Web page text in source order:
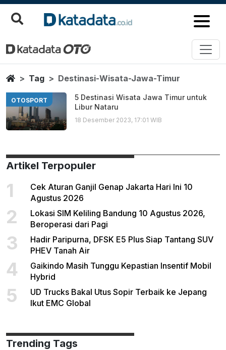
Destinasi Wisata Jawa Timur
Berita Terbaru
HomeTag Destinasi-Wisata-Jawa-Timur
OTOSPORT
5 Destinasi Wisata Jawa Timur untuk
Libur Nataru
18 Desember 2023, 17:01 WIB
Artikel Terpopuler
1
Cek Aturan Ganjil Genap Jakarta Hari Ini 10
Agustus 2026
2
Lokasi SIM Keliling Bandung 10 Agustus 2026,
Beroperasi dari Pagi
3
Hadir Paripurna, DFSK E5 Plus Siap Tantang SUV
PHEV Tanah Air
4
Gaikindo Masih Tunggu Kepastian Insentif Mobil
Hybrid
5
UD Trucks Bakal Utus Sopir Terbaik ke Jepang
Ikut EMC Global
Trending Tags